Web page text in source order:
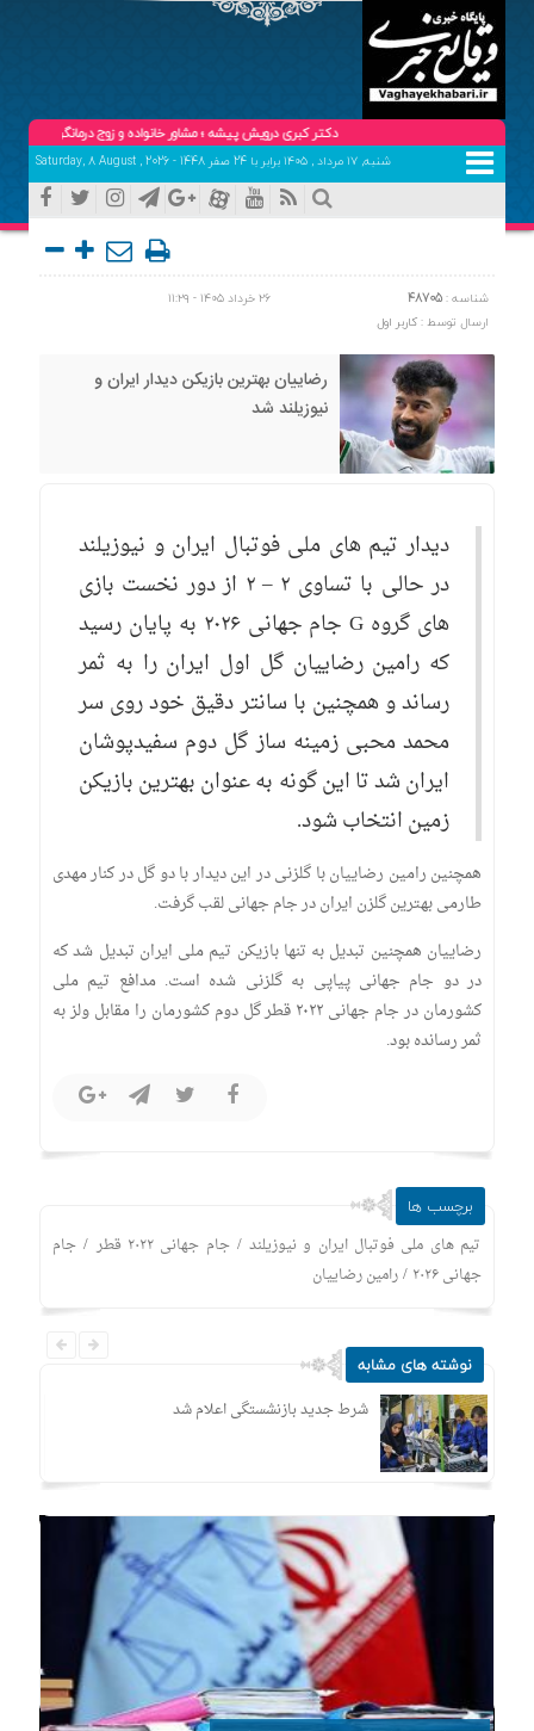
دکتر کبری درویش پیشه ؛ مشاور خانواده و زوج درمانگر (حضوری و تلفنی )
شنبه, ۱۷ مرداد , ۱۴۰۵ برابر با 24 صفر 1448 - Saturday, 8 August , 2026
شناسه :48705
۲۶ خرداد ۱۴۰۵ - ۱۱:۲۹
ارسال توسط :کاربر اول
رضاییان بهترین بازیکن دیدار ایران و
نیوزیلند شد
دیدار تیم های ملی فوتبال ایران و نیوزیلند
در حالی با تساوی ۲ – ۲ از دور نخست بازی
های گروه G جام جهانی ۲۰۲۶ به پایان رسید
که رامین رضاییان گل اول ایران را به ثمر
رساند و همچنین با سانتر دقیق خود روی سر
محمد محبی زمینه ساز گل دوم سفیدپوشان
ایران شد تا این گونه به عنوان بهترین بازیکن
زمین انتخاب شود.
همچنین رامین رضاییان با گلزنی در این دیدار با دو گل در کنار مهدی
طارمی بهترین گلزن ایران در جام جهانی لقب گرفت.
رضاییان همچنین تبدیل به تنها بازیکن تیم ملی ایران تبدیل شد که
در دو جام جهانی پیاپی به گلزنی شده است. مدافع تیم ملی
کشورمان در ‌جام جهانی ۲۰۲۲ قطر گل دوم کشورمان را مقابل ولز به
ثمر رسانده بود.
برچسب ها
تیم های ملی فوتبال ایران و نیوزیلند / ‌جام جهانی ۲۰۲۲ قطر / جام
جهانی ۲۰۲۶
/رامین رضاییان
نوشته های مشابه
شرط جدید بازنشستگی اعلام شد